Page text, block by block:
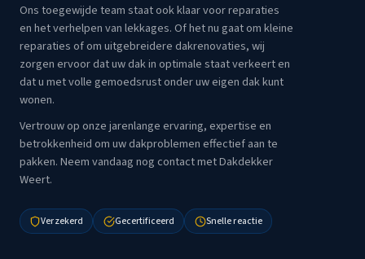
Ons toegewijde team staat ook klaar voor reparaties
en het verhelpen van lekkages. Of het nu gaat om kleine
reparaties of om uitgebreidere dakrenovaties, wij
zorgen ervoor dat uw dak in optimale staat verkeert en
dat u met volle gemoedsrust onder uw eigen dak kunt
wonen.
Vertrouw op onze jarenlange ervaring, expertise en
betrokkenheid om uw dakproblemen effectief aan te
pakken. Neem vandaag nog contact met Dakdekker
Weert.
Verzekerd Gecertificeerd Snelle reactie